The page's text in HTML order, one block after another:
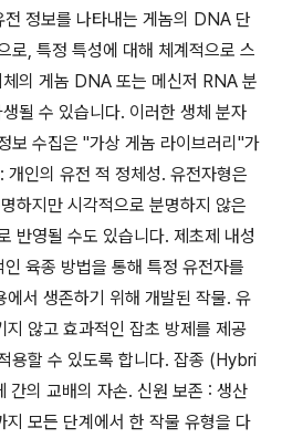
전 정보를 나타내는 게놈의 DNA 단
로, 특정 특성에 대해 체계적으로 스
의 게놈 DNA 또는 메신저 RNA 분
될 수 있습니다. 이러한 생체 분자
보 수집은 "가상 게놈 라이브러리"가
인의 유전 적 정체성. 유전자형은
하지만 시각적으로 분명하지 않은
반영될 수도 있습니다. 제초제 내성
육종 방법을 통해 특정 유전자를
서 생존하기 위해 개발된 작물. 유
않고 효과적인 잡초 방제를 제공
용할 수 있도록 합니다. 잡종 (Hybri
간의 교배의 자손. 신원 보존 : 생산
지 모든 단계에서 한 작물 유형을 다